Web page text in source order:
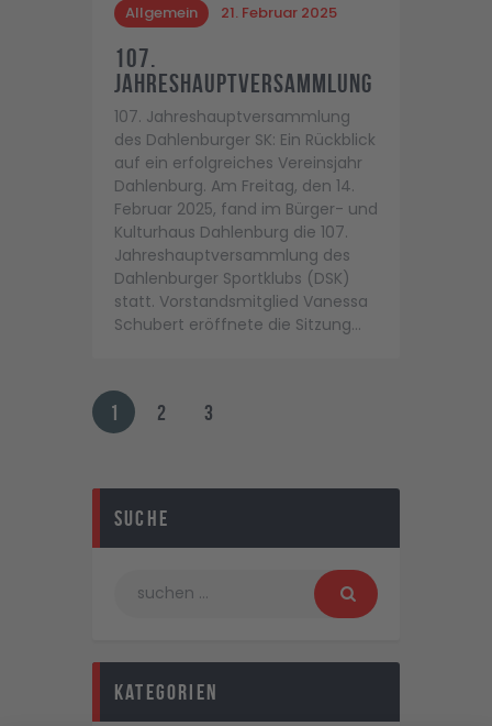
Allgemein 21. Februar 2025
107.
Jahreshauptversammlung
107. Jahreshauptversammlung
des Dahlenburger SK: Ein Rückblick
auf ein erfolgreiches Vereinsjahr
Dahlenburg. Am Freitag, den 14.
Februar 2025, fand im Bürger- und
Kulturhaus Dahlenburg die 107.
Jahreshauptversammlung des
Dahlenburger Sportklubs (DSK)
statt. Vorstandsmitglied Vanessa
Schubert eröffnete die Sitzung…
1 2 3
Suche
Kategorien